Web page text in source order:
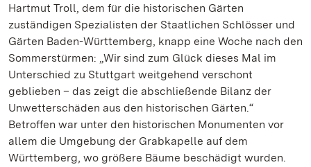
Hartmut Troll, dem für die historischen Gärten
zuständigen Spezialisten der Staatlichen Schlösser und
Gärten Baden-Württemberg, knapp eine Woche nach den
Sommerstürmen: „Wir sind zum Glück dieses Mal im
Unterschied zu Stuttgart weitgehend verschont
geblieben – das zeigt die abschließende Bilanz der
Unwetterschäden aus den historischen Gärten.“
Betroffen war unter den historischen Monumenten vor
allem die Umgebung der Grabkapelle auf dem
Württemberg, wo größere Bäume beschädigt wurden.